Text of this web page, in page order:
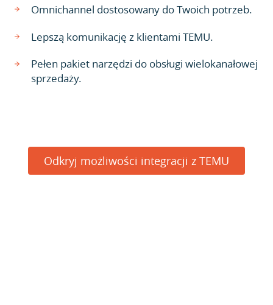
Omnichannel dostosowany do Twoich potrzeb.
Lepszą komunikację z klientami TEMU.
Pełen pakiet narzędzi do obsługi wielokanałowej
sprzedaży.
Odkryj możliwości integracji z TEMU